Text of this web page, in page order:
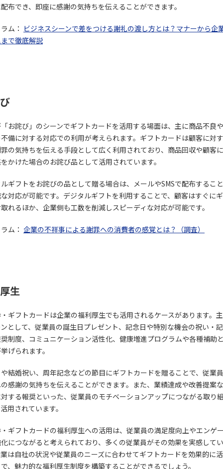
布でき、即座に感謝の気持ちを伝えることができます。
ム： ビジネスシーンで差をつける謝礼の渡し方とは？マナーから企
で徹底解説
お詫び」のシーンでギフトカードを活用する場面は、主に商品不良
備に対する対応での利用が考えられます。ギフトカードは顧客に対
の気持ちを伝える手段として広く利用されており、商品回収や顧客
かけた場合のお詫び品として活用されています。
ギフトをお詫びの品として贈る場合は、メールやSMSで配布するこ
対応が可能です。デジタルギフトを利用することで、顧客はすぐに
れるほか、企業側も工数を削減しスピーディな対応が可能です。
ム： 企業の不祥事による謝罪への消費者の感覚とは？（調査）
生
ギフトカードは企業の福利厚生でも活用されるケースがあります。
として、従業員の誕生日プレゼント、記念日や特別な機会の祝い・
制度、コミュニケーション活性化、健康増進プログラムや各種補助
げられます。
結婚祝い、周年記念などの節目にギフトカードを贈ることで、従業
感謝の気持ちを伝えることができます。また、業績達成や改善提案
する報奨といった、従業員のモチベーションアップにつながる取り
用されています。
ギフトカードの福利厚生への活用は、従業員の満足度向上やエンゲ
につながると考えられており、多くの従業員がその効果を実感して
は自社の状況や従業員のニーズに合わせてギフトカードを効果的に
、魅力的な福利厚生制度を構築することができるでしょう。